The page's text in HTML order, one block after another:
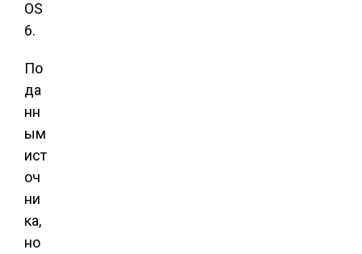
OS
6.
По
да
нн
ым
ист
оч
ни
ка,
но